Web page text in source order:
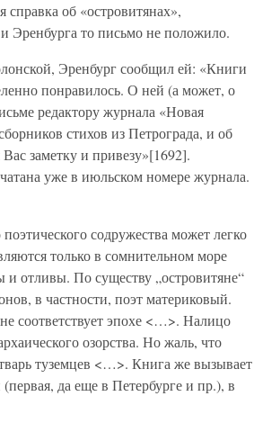
об «островитянах»,
Эренбурга то письмо не положило.
Эренбург сообщил ей: «Книги
понравилось. О ней (а может, о
редактору журнала «Новая
стихов из Петрограда, и об
заметку и привезу»[1692].
уже в июльском номере журнала.
содружества может легко
только в сомнительном море
и отливы. По существу „островитяне“
в частности, поэт материковый.
соответствует эпохе <…>. Налицо
озорства. Но жаль, что
туземцев <…>. Книга же вызывает
да еще в Петербурге и пр.), в